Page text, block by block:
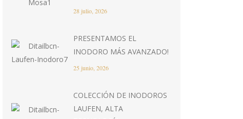
28 julio, 2026
PRESENTAMOS EL
INODORO MÁS AVANZADO!
25 junio, 2026
COLECCIÓN DE INODOROS
LAUFEN, ALTA